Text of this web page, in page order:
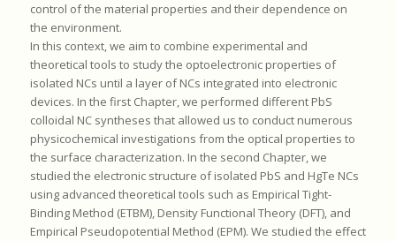
control of the material properties and their dependence on
the environment.
In this context, we aim to combine experimental and
theoretical tools to study the optoelectronic properties of
isolated NCs until a layer of NCs integrated into electronic
devices. In the first Chapter, we performed different PbS
colloidal NC syntheses that allowed us to conduct numerous
physicochemical investigations from the optical properties to
the surface characterization. In the second Chapter, we
studied the electronic structure of isolated PbS and HgTe NCs
using advanced theoretical tools such as Empirical Tight-
Binding Method (ETBM), Density Functional Theory (DFT), and
Empirical Pseudopotential Method (EPM). We studied the effect